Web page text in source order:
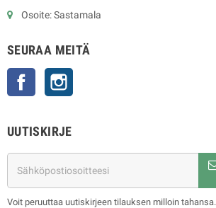
Osoite: Sastamala
SEURAA MEITÄ
Facebook
UUTISKIRJE
Voit peruuttaa uutiskirjeen tilauksen milloin tahansa.